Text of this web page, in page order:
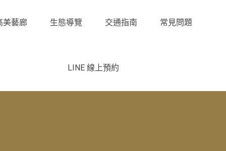
美藝廊 生態導覽 交通指南 常見問題
LINE 線上預約